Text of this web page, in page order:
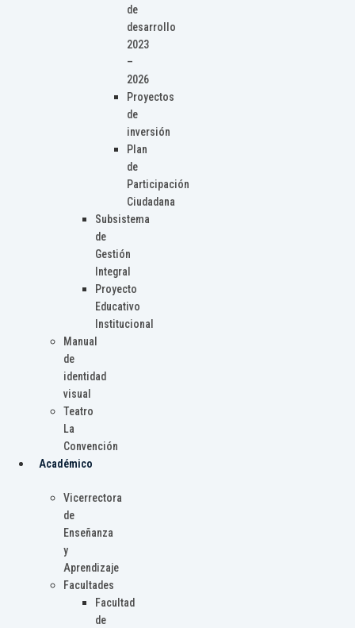
de
desarrollo
2023
–
2026
Proyectos
de
inversión
Plan
de
Participación
Ciudadana
Subsistema
de
Gestión
Integral
Proyecto
Educativo
Institucional
Manual
de
identidad
visual
Teatro
La
Convención
Académico
Vicerrectora
de
Enseñanza
y
Aprendizaje
Facultades
Facultad
de